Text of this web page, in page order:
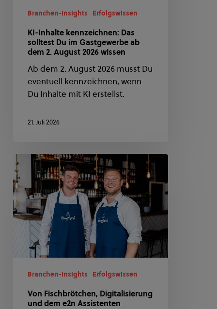
dem
August
2026
wissen
Branchen-Insights Erfolgswissen
KI-Inhalte kennzeichnen: Das
solltest Du im Gastgewerbe ab
dem 2. August 2026 wissen
Ab dem 2. August 2026 musst Du
eventuell kennzeichnen, wenn
Du Inhalte mit KI erstellst.
21. Juli 2026
Von
Fischbrötchen,
Digitalisierung
und
dem
e2n
Assistenten
Branchen-Insights Erfolgswissen
Von Fischbrötchen, Digitalisierung
und dem e2n Assistenten